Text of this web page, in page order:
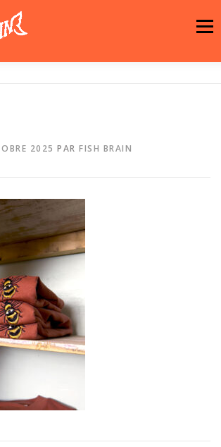
Menu
2025 PAR FISH BRAIN